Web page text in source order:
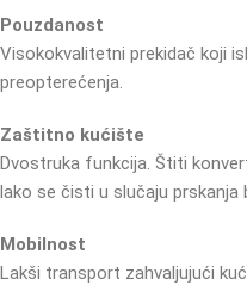
Pouzdanost
Visokokvalitetni prekidač koji
preopterećenja.
Zaštitno kućište
Dvostruka funkcija. Štiti
lako se čisti u slučaju prskanja
Mobilnost
Lakši transport zahvaljujući